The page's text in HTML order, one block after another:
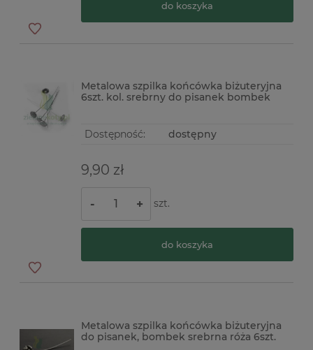
do koszyka
Metalowa szpilka końcówka biżuteryjna
6szt. kol. srebrny do pisanek bombek
Dostępność: dostępny
9,90 zł
- + szt.
do koszyka
Metalowa szpilka końcówka biżuteryjna
do pisanek, bombek srebrna róża 6szt.